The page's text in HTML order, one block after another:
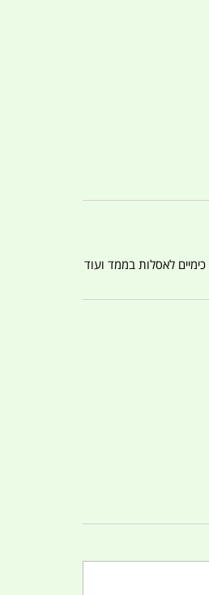
לאסלות בממד ועוד